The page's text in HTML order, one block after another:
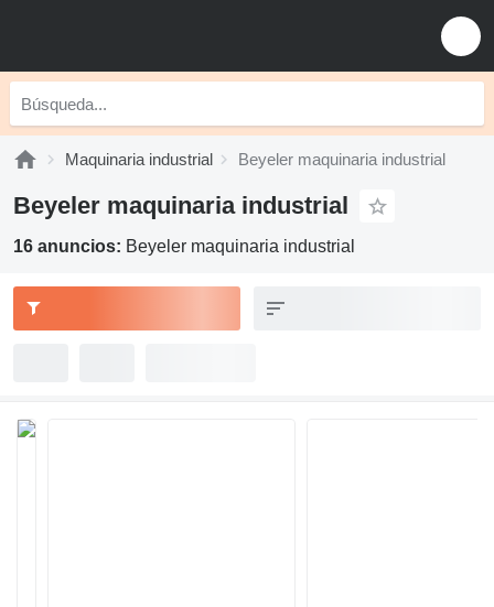
Maquinaria industrial Beyeler maquinaria industrial
Beyeler maquinaria industrial
16 anuncios: Beyeler maquinaria industrial